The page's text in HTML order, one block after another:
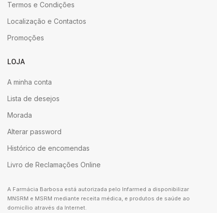
Termos e Condições
Localização e Contactos
Promoções
LOJA
A minha conta
Lista de desejos
Morada
Alterar password
Histórico de encomendas
Livro de Reclamações Online
A Farmácia Barbosa está autorizada pelo Infarmed a disponibilizar
MNSRM e MSRM mediante receita médica, e produtos de saúde ao
domicílio através da Internet.